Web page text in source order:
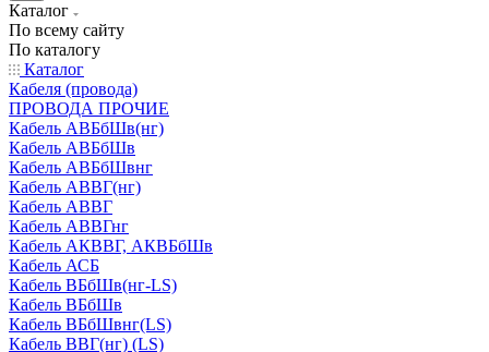
Каталог
По всему сайту
По каталогу
Каталог
Кабеля (провода)
ПРОВОДА ПРОЧИЕ
Кабель АВБбШв(нг)
Кабель АВБбШв
Кабель АВБбШвнг
Кабель АВВГ(нг)
Кабель АВВГ
Кабель АВВГнг
Кабель АКВВГ, АКВБбШв
Кабель АСБ
Кабель ВБбШв(нг-LS)
Кабель ВБбШв
Кабель ВБбШвнг(LS)
Кабель ВВГ(нг) (LS)